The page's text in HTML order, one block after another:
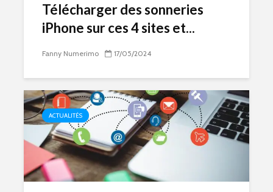
Télécharger des sonneries
iPhone sur ces 4 sites et...
Fanny Numerimo 17/05/2024
ACTUALITÉS